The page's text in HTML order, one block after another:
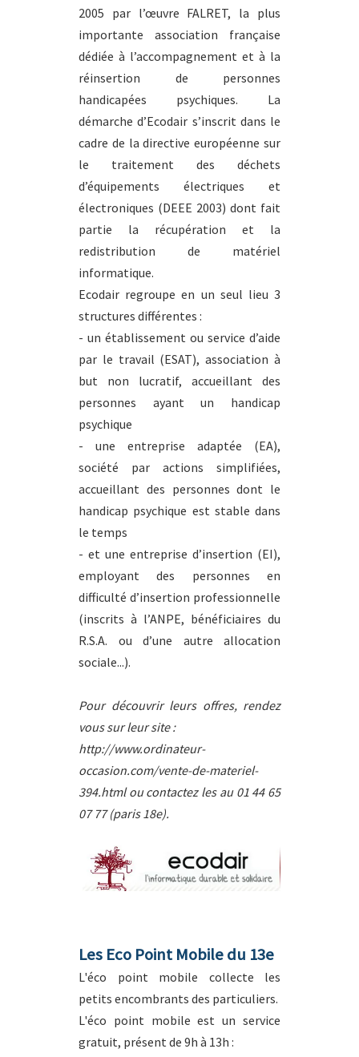
2005 par l’œuvre FALRET, la plus
importante association française
dédiée à l’accompagnement et à la
réinsertion de personnes
handicapées psychiques. La
démarche d’Ecodair s’inscrit dans le
cadre de la directive européenne sur
le traitement des déchets
d’équipements électriques et
électroniques (DEEE 2003) dont fait
partie la récupération et la
redistribution de matériel
informatique.
Ecodair regroupe en un seul lieu 3
structures différentes :
- un établissement ou service d’aide
par le travail (ESAT), association à
but non lucratif, accueillant des
personnes ayant un handicap
psychique
- une entreprise adaptée (EA),
société par actions simplifiées,
accueillant des personnes dont le
handicap psychique est stable dans
le temps
- et une entreprise d’insertion (EI),
employant des personnes en
difficulté d’insertion professionnelle
(inscrits à l’ANPE, bénéficiaires du
R.S.A. ou d’une autre allocation
sociale...).
Pour découvrir leurs offres, rendez
vous sur leur site :
http://www.ordinateur-
occasion.com/vente-de-materiel-
394.html ou contactez les au 01 44 65
07 77 (paris 18e).
Les Eco Point Mobile du 13e
L'éco point mobile collecte les
petits encombrants des particuliers.
L'éco point mobile est un service
gratuit, présent de 9h à 13h :